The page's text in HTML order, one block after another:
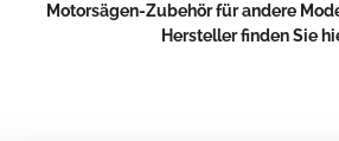
Motorsägen-Zubehör für andere
Hersteller finden Sie